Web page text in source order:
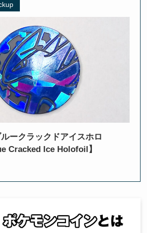
ークラックドアイスホロ
Cracked Ice Holofoil】